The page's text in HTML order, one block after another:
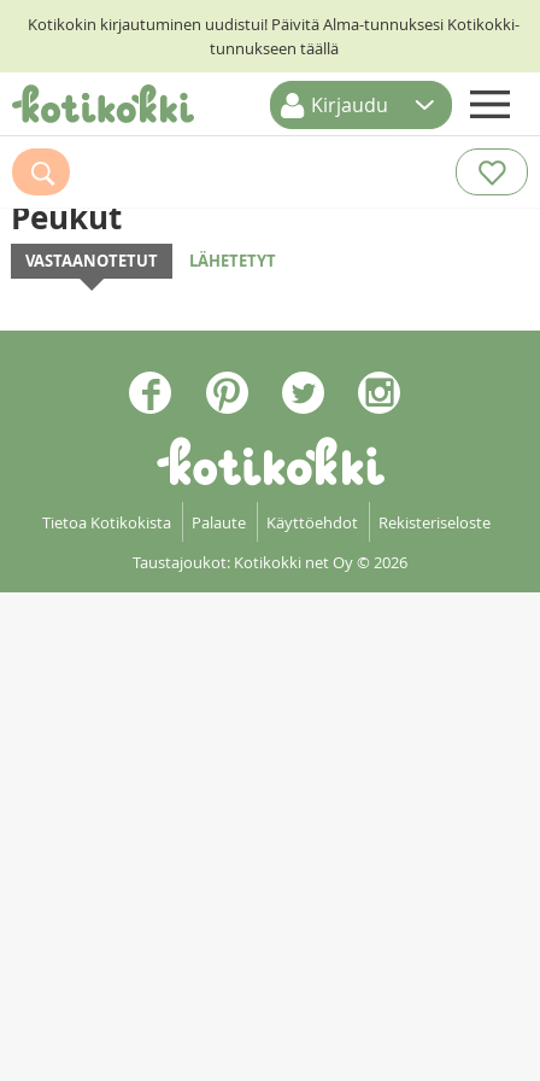
Kotikokin kirjautuminen uudistui! Päivitä Alma-tunnuksesi Kotikokki-
tunnukseen täällä
ETUSIVU
RESEPTIHAKU
RUOKATEEMAT
KESKUSTELUT
KOTIKOKIT
Kirjaudu
Peukut
VASTAANOTETUT LÄHETETYT
Tietoa Kotikokista Palaute Käyttöehdot
Rekisteriseloste
Taustajoukot: Kotikokki net Oy© 2026